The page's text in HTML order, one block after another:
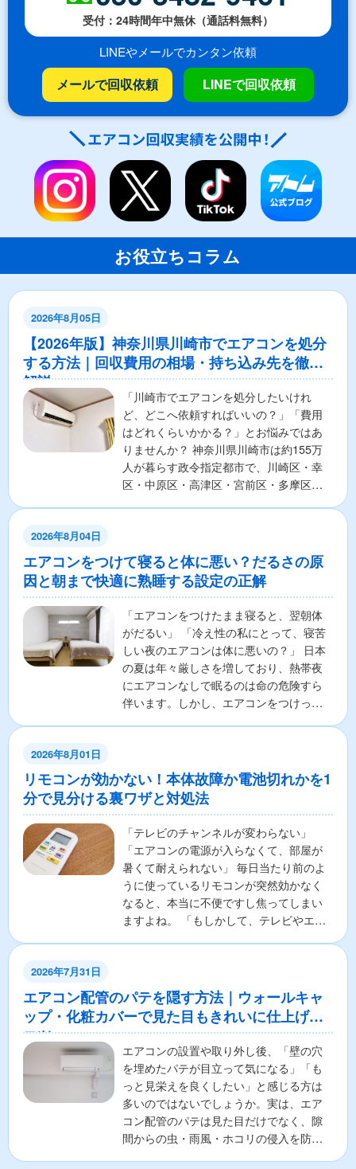
受付：24時間年中無休（通話料無料）
LINEやメールでカンタン依頼
メールで回収依頼 LINEで回収依頼
お役立ちコラム
2026年8月05日
【2026年版】神奈川県川崎市でエアコンを処分
する方法｜回収費用の相場・持ち込み先を徹底
解説
「川崎市でエアコンを処分したいけれ
ど、どこへ依頼すればいいの？」「費用
はどれくらいかかる？」とお悩みではあ
りませんか？ 神奈川県川崎市は約155万
人が暮らす政令指定都市で、川崎区・幸
区・中原区・高津区・宮前区・多摩区・
2026年8月04日
エアコンをつけて寝ると体に悪い？だるさの原
因と朝まで快適に熟睡する設定の正解
「エアコンをつけたまま寝ると、翌朝体
がだるい」 「冷え性の私にとって、寝苦
しい夜のエアコンは体に悪いの？」 日本
の夏は年々厳しさを増しており、熱帯夜
にエアコンなしで眠るのは命の危険すら
伴います。しかし、エアコンをつけっぱ
2026年8月01日
リモコンが効かない！本体故障か電池切れかを1
分で見分ける裏ワザと対処法
「テレビのチャンネルが変わらない」
「エアコンの電源が入らなくて、部屋が
暑くて耐えられない」 毎日当たり前のよ
うに使っているリモコンが突然効かなく
なると、本当に不便ですし焦ってしまい
ますよね。 「もしかして、テレビやエア
2026年7月31日
エアコン配管のパテを隠す方法｜ウォールキャ
ップ・化粧カバーで見た目もきれいに仕上げる
コツ
エアコンの設置や取り外し後、「壁の穴
を埋めたパテが目立って気になる」「も
っと見栄えを良くしたい」と感じる方は
多いのではないでしょうか。実は、エア
コン配管のパテは見た目だけでなく、隙
間からの虫・雨風・ホコリの侵入を防ぐ